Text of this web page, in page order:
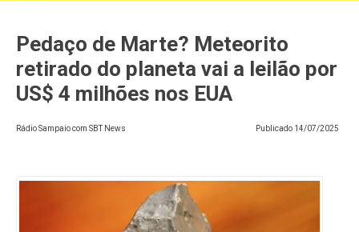
Pedaço de Marte? Meteorito
retirado do planeta vai a leilão por
US$ 4 milhões nos EUA
Rádio Sampaio com SBT News Publicado 14/07/2025